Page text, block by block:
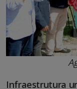
Infraestrutura